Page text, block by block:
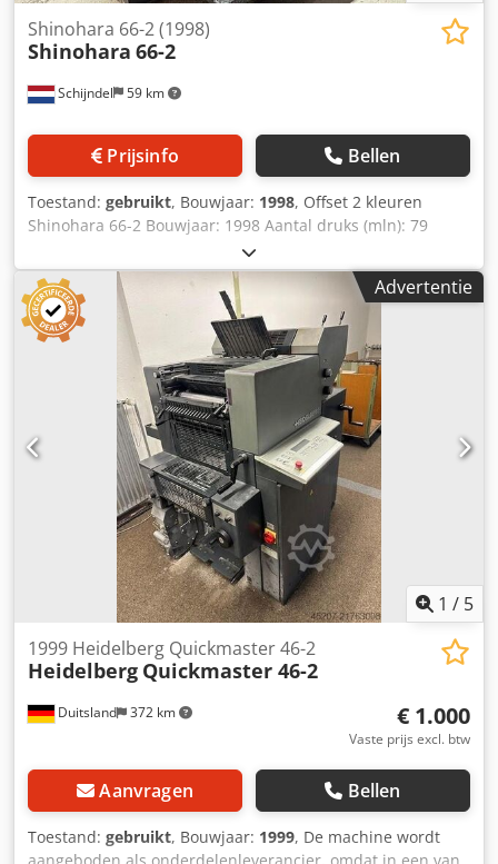
Schijndel 59 km
Shinohara 66-2 (1998)
Shinohara 66-2
Prijsinfo Bellen
Toestand: gebruikt, Bouwjaar: 1998, Offset 2 kleuren
Shinohara 66-2 Bouwjaar: 1998 Aantal druks (mln): 79
Machine controle - Shinohara console Drukwerken - Aantal
drukwerken: 2 - Machine zonder schoon-en weerdruk -
SAPC halfautomatische platenwissel - Koelsysteem Credpfx
Ansywv Ewoief - Vochtwerk: Shinohara Uitleg - Standaard
uitleg - Poederspray: OxyDry Accessoires - Platenbuiger: on
delivery Max. snelheid (kopies/uur): 11000 Max.
papierformaat (mm): 483 x 660 Min. papierformaat (mm):
200 x 296 Max. papierdikte (mm): 0,4
Advertentie
1 / 5
Duitsland 372 km
1999 Heidelberg Quickmaster 46-2
Heidelberg Quickmaster 46-2
€ 1.000
Vaste prijs excl. btw
Aanvragen Bellen
Toestand: gebruikt, Bouwjaar: 1999, De machine wordt